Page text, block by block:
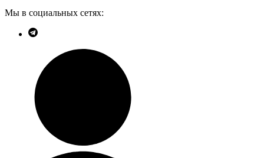
Мы в социальных сетях: